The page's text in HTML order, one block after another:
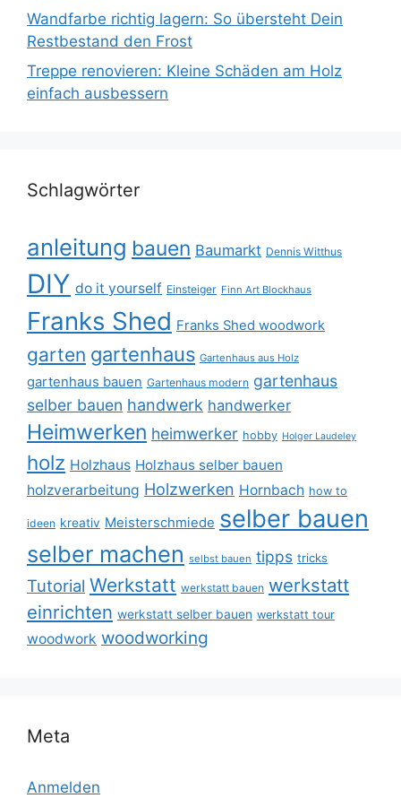
Wandfarbe richtig lagern: So übersteht Dein
Restbestand den Frost
Treppe renovieren: Kleine Schäden am Holz
einfach ausbessern
Schlagwörter
anleitung bauen Baumarkt Dennis Witthus
DIY do it yourself Einsteiger Finn Art Blockhaus
Franks Shed Franks Shed woodwork
garten gartenhaus Gartenhaus aus Holz
gartenhaus bauen Gartenhaus modern gartenhaus
selber bauen handwerk handwerker
Heimwerken heimwerker hobby Holger Laudeley
holz Holzhaus Holzhaus selber bauen
holzverarbeitung Holzwerken Hornbach how to
ideen kreativ Meisterschmiede selber bauen
selber machen selbst bauen tipps tricks
Tutorial Werkstatt werkstatt bauen werkstatt
einrichten werkstatt selber bauen werkstatt tour
woodwork woodworking
Meta
Anmelden